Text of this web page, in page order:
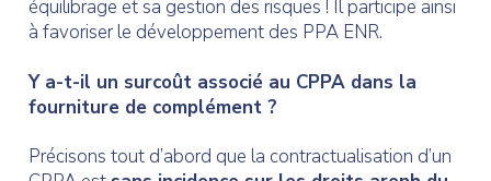
équilibrage et sa gestion des risques ! Il participe ainsi
à favoriser le développement des PPA ENR.
Y a-t-il un surcoût associé au CPPA dans la
fourniture de complément ?
Précisons tout d’abord que la contractualisation d’un